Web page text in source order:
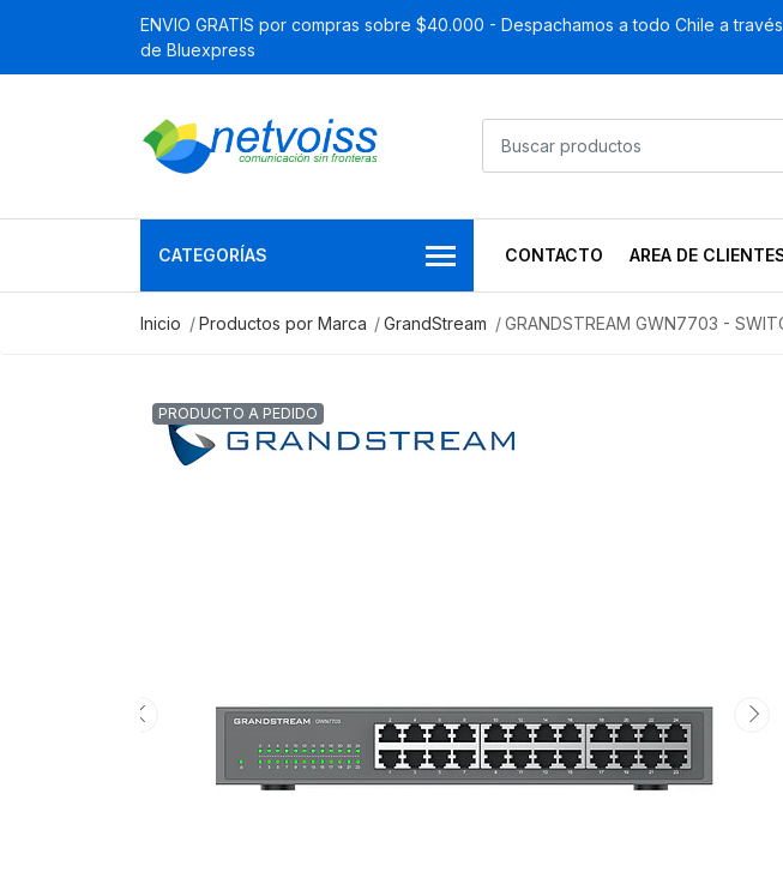
ENVIO GRATIS por compras sobre $40.000 - Despachamos a todo Chile a través
de Bluexpress
CATEGORÍAS CONTACTO AREA DE
Inicio Productos por Marca GrandStream GRANDSTREAM GWN7703 -
PRODUCTO A PEDIDO